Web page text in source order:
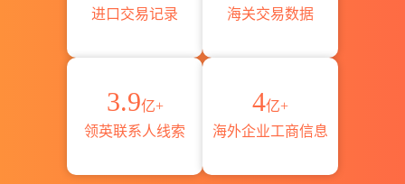
进口交易记录
海关交易数据
3.9亿+
领英联系人线索
4亿+
海外企业工商信息